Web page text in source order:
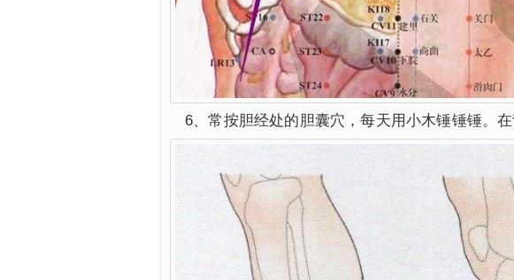
6、常按胆经处的胆囊穴，每天用小木锤锤锤。